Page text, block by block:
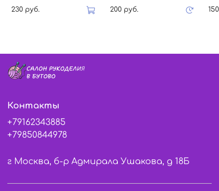
230 руб.
200 руб.
Контакты
+79162343885
+79850844978
г Москва, б-р Адмирала Ушакова, д 18Б